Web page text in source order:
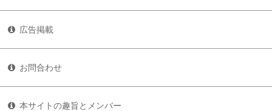
広告掲載
お問合わせ
本サイトの趣旨とメンバー